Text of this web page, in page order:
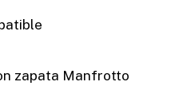
zapata Manfrotto